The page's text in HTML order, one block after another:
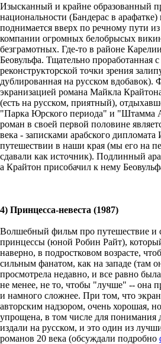
Изысканный и крайне образованный
национальности (Бандерас в арафатке)
поднимается вверх по речному пути из
компании огромных белобрысых
безграмотных. Где-то в районе
Беовульфа. Тщательно проработанная
реконструкторской точки зрения
дублированная на русском вдобавок).
экранизацией романа Майкла
(есть на русском, приятный),
"Парка Юрского периода" и "Штамма
роман в своей первой половине
века - записками арабского
путешествии в наши края (мы его на
сдавали как источник). Подлинный
а Крайтон присобачил к нему
4) Принцесса-невеста (1987)
Волшебный фильм про путешествие и
принцессы (юной Робин Райт),
наверно, в подростковом возрасте,
сильным фанатом, как на западе (там
просмотрела недавно, и все равно
не менее, не то, чтобы "лучше" -- она
и намного сложнее. При том, что
авторским надзором, очень хорошая,
упрощена, в том числе для понимания
издали на русском, и это один из
романов 20 века (обсуждали подробно